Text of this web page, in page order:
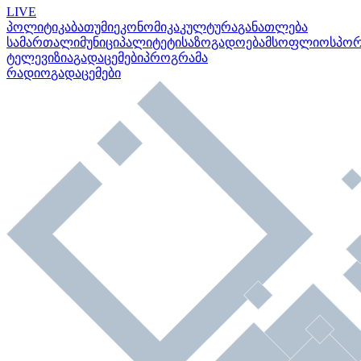
LIVE
პოლიტიკაბათუმიეკონომიკაკულტურაგანათლება
სამართალიმუნიციპალიტეტისაზოგადოებამსოფლიო
ტელევიზიაგადაცემებიპროგრამა
რადიოგადაცემები